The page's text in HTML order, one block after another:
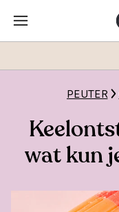
PEUTER
wat kun